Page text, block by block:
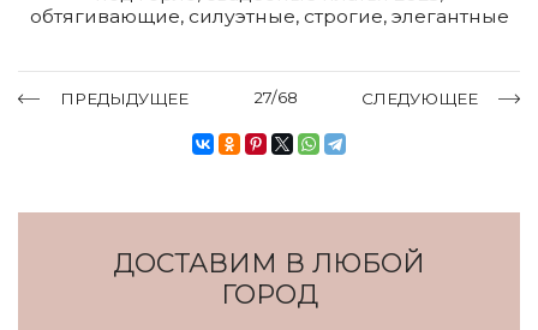
обтягивающие, силуэтные, строгие, элегантные
ПРЕДЫДУЩЕЕ 27/68 СЛЕДУЮЩЕЕ
ДОСТАВИМ В ЛЮБОЙ
ГОРОД